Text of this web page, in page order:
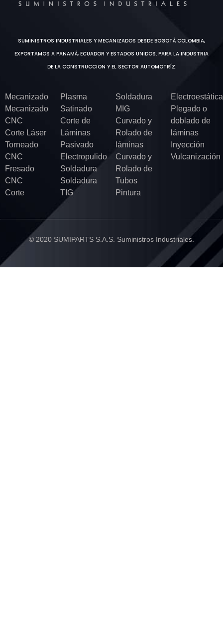
SUMINISTROS INDUSTRIALES Y MECANIZADOS DESDE BOGOTÁ COLOMBIA,
EXPORTAMOS A PANAMÁ, ECUADOR Y ESTADOS UNIDOS. PARA LA INDUSTRIA
DE LA CONSTRUCCION Y EL SECTOR AUTOMOTRÍZ.
Mecanizado
Mecanizado
CNC
Corte Láser
Torneado
CNC
Fresado
CNC
Corte
Plasma
Satinado
Corte de
Láminas
Pasivado
Electropulido
Soldadura
Soldadura
TIG
Soldadura
MIG
Curvado y
Rolado de
láminas
Curvado y
Rolado de
Tubos
Pintura
Electroestática
Plegado o
doblado de
láminas
Inyección
Vulcanización
© 2020 SUMIPARTS S.A.S. Suministros Industriales.